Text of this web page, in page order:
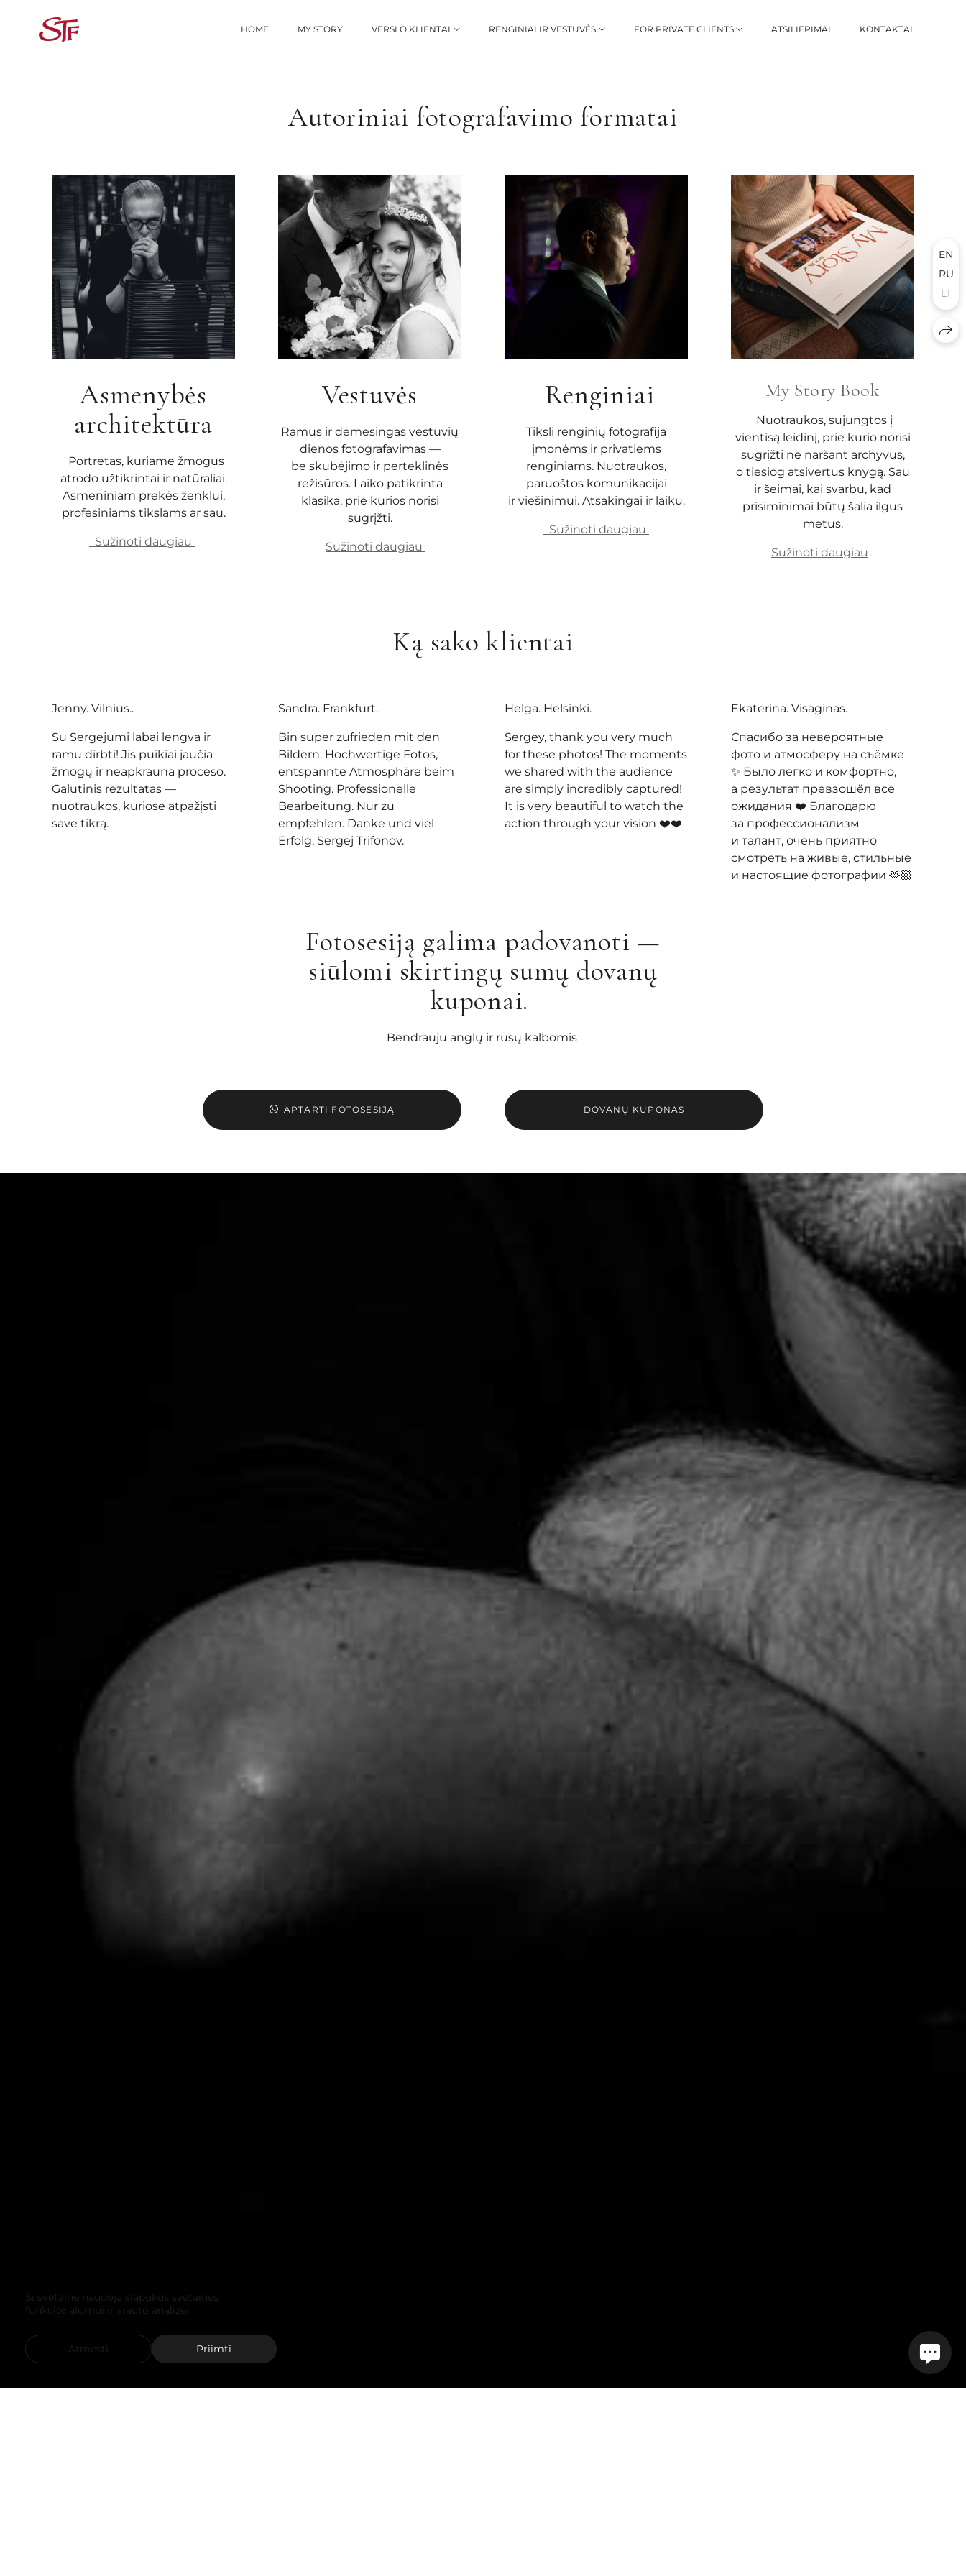
HOME MY STORY VERSLO KLIENTAI RENGINIAI IR VESTUVĖS FOR PRIVATE CLIENTS ATSILIEPIMAI KONTAKTAI
Autoriniai fotografavimo formatai
Asmenybės
architektūra
Portretas, kuriame žmogus
atrodo užtikrintai ir natūraliai.
Asmeniniam prekės ženklui,
profesiniams tikslams ar sau.
Sužinoti daugiau
Vestuvės
Ramus ir dėmesingas vestuvių
dienos fotografavimas —
be skubėjimo ir perteklinės
režisūros. Laiko patikrinta
klasika, prie kurios norisi
sugrįžti.
Sužinoti daugiau
Renginiai
Tiksli renginių fotografija
įmonėms ir privatiems
renginiams. Nuotraukos,
paruoštos komunikacijai
ir viešinimui. Atsakingai ir laiku.
Sužinoti daugiau
My Story Book
Nuotraukos, sujungtos į
vientisą leidinį, prie kurio norisi
sugrįžti ne naršant archyvus,
o tiesiog atsivertus knygą. Sau
ir šeimai, kai svarbu, kad
prisiminimai būtų šalia ilgus
metus.
Sužinoti daugiau
Ką sako klientai
Jenny. Vilnius..
Su Sergejumi labai lengva ir
ramu dirbti! Jis puikiai jaučia
žmogų ir neapkrauna proceso.
Galutinis rezultatas —
nuotraukos, kuriose atpažįsti
save tikrą.
Sandra. Frankfurt.
Bin super zufrieden mit den
Bildern. Hochwertige Fotos,
entspannte Atmosphäre beim
Shooting. Professionelle
Bearbeitung. Nur zu
empfehlen. Danke und viel
Erfolg, Sergej Trifonov.
Helga. Helsinki.
Sergey, thank you very much
for these photos! The moments
we shared with the audience
are simply incredibly captured!
It is very beautiful to watch the
action through your vision ❤️❤️
Ekaterina. Visaginas.
Спасибо за невероятные
фото и атмосферу на съёмке
✨ Было легко и комфортно,
а результат превзошёл все
ожидания ❤️ Благодарю
за профессионализм
и талант, очень приятно
смотреть на живые, стильные
и настоящие фотографии 🫶🏼
Fotosesiją galima padovanoti —
siūlomi skirtingų sumų dovanų
kuponai.
Bendrauju anglų ir rusų kalbomis
APTARTI FOTOSESIJĄ DOVANŲ KUPONAS
EN
RU
LT
Ši svetainė naudoja slapukus svetainės
funkcionalumui ir srauto analizei.
Atmesti Priimti